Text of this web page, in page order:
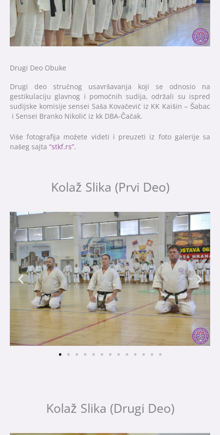
Drugi Deo Obuke
Drugi deo stručnog usavršavanja koji se odnosio na
gestikulaciju glavnog i pomoćnih sudija, održali su ispred
sudijske komisije sensei Saša Kovačević iz KK Kaišin – Šabac
i Sensei Branko Nikolić iz kk DBA-Čačak.
Više fotografija možete videti i preuzeti iz foto galerije sa
našeg sajta “stkf.rs”.
Kolaž Slika (Prvi Deo)
Kolaž Slika (Drugi Deo)